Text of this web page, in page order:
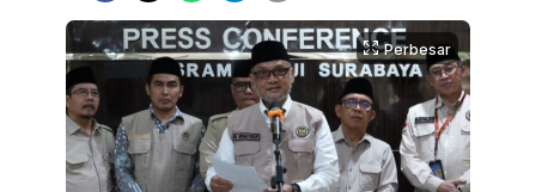
Perbesar